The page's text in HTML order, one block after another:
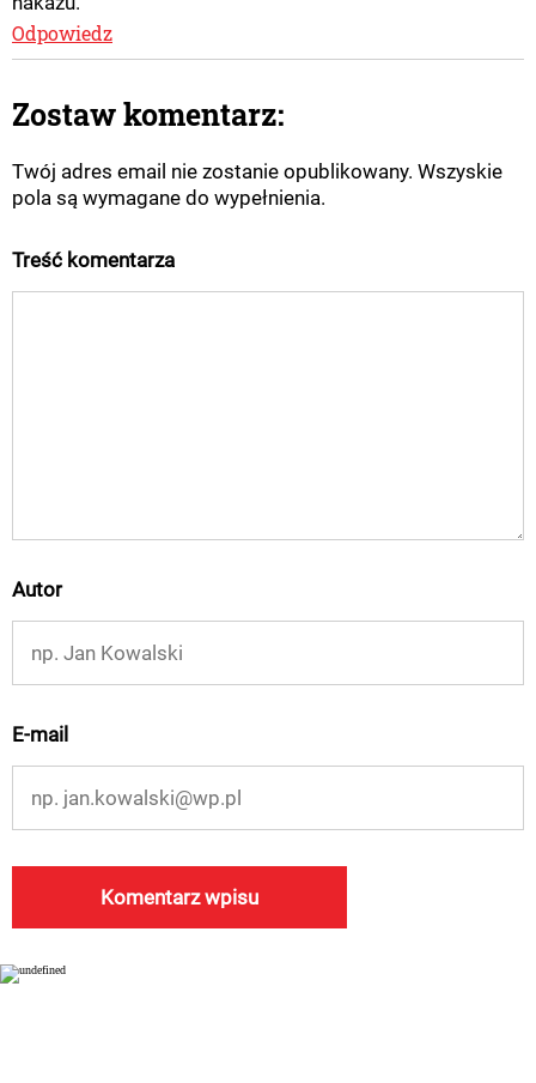
Odpowiedz
Zostaw komentarz:
Twój adres email nie zostanie opublikowany. Wszyskie
pola są wymagane do wypełnienia.
Treść komentarza
Autor
E-mail